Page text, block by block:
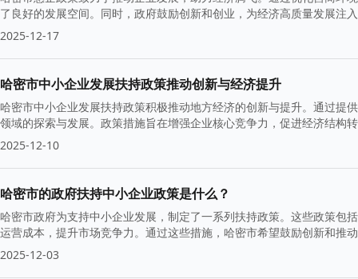
了良好的发展空间。同时，政府鼓励创新和创业，为经济高质量发展注
2025-12-17
哈密市中小企业发展扶持政策推动创新与经济提升
哈密市中小企业发展扶持政策积极推动地方经济的创新与提升。通过提
领域的探索与发展。政策措施旨在增强企业核心竞争力，促进经济结构
2025-12-10
哈密市的政府扶持中小企业政策是什么？
哈密市政府为支持中小企业发展，制定了一系列扶持政策。这些政策包
运营成本，提升市场竞争力。通过这些措施，哈密市希望鼓励创新和推
2025-12-03